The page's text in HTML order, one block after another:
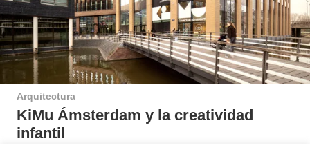
Arquitectura
KiMu Ámsterdam y la creatividad
infantil